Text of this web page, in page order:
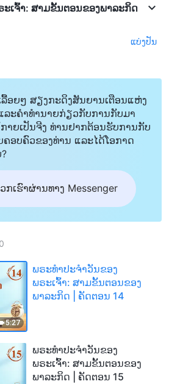
ເຈົ້າ: ສາມຂັ້ນຕອນຂອງພາລະກິດ
ແບ່ງປັນ
ລື້ອຍໆ ສຽງກະດິງສັນຍານເຕືອນແຫ່ງ
ະຄໍາທໍານາຍກ່ຽວກັບການກັບມາ
າຍເປັນຈີງ ທ່ານຢາກຕ້ອນຮັບການກັບ
ອບຄົວຂອງທ່ານ ແລະໄດ້ໂອກາດ
ກເຮົາຜ່ານທາງ Messenger
5:27
ພຣະທຳປະຈຳວັນຂອງ
ພຣະເຈົ້າ: ສາມຂັ້ນຕອນຂອງ
ພາລະກິດ | ຄັດຕອນ 14
ພຣະທຳປະຈຳວັນຂອງ
ພຣະເຈົ້າ: ສາມຂັ້ນຕອນຂອງ
ພາລະກິດ | ຄັດຕອນ 15